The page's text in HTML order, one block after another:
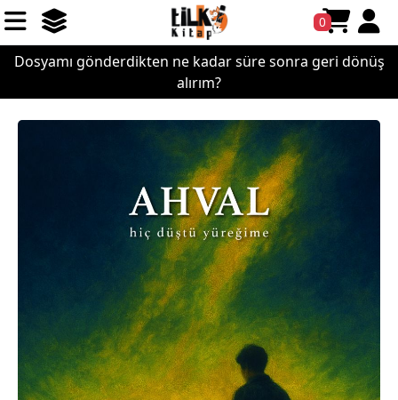
0
Dosyamı gönderdikten ne kadar süre sonra geri dönüş
alırım?